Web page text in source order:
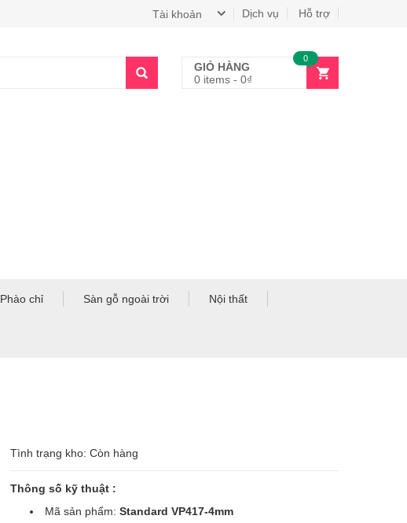
Dịch vụ Hỗ trợ
Tài khoản
GIỎ HÀNG
0 items - 0₫
0
Phào chỉ Sàn gỗ ngoài trời Nội thất
Tình trạng kho: Còn hàng
Thông số kỹ thuật :
Mã sản phẩm:Standard VP417-4mm